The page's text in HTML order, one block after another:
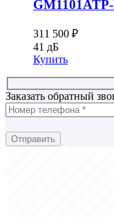
311 500 ₽
41 дБ
Купить
Заказать обратный